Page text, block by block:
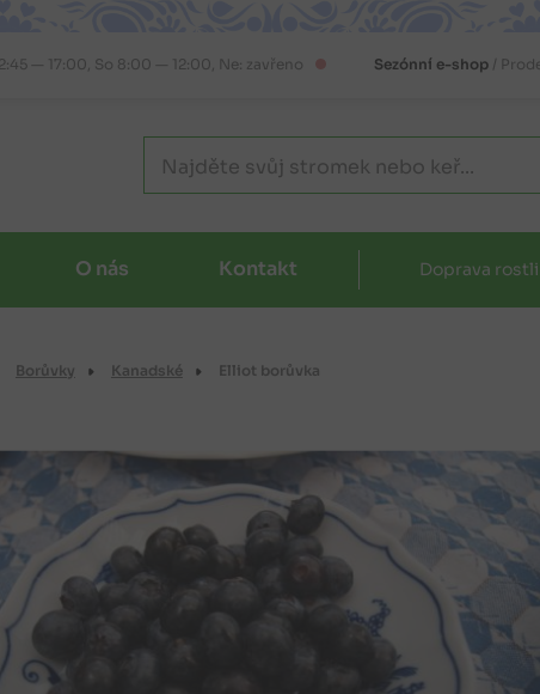
— 17:00, So 8:00 — 12:00, Ne: zavřeno Sezónní e-shop/
O nás Kontakt Doprava
Borůvky Kanadské Elliot borůvka